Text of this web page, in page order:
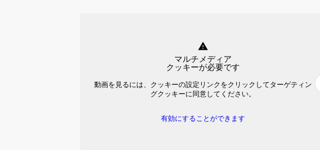
warning
マルチメディア
クッキーが必要です
動画を見るには、クッキーの設定リンクをクリックしてターゲティン
グクッキーに同意してください。
有効にすることができます